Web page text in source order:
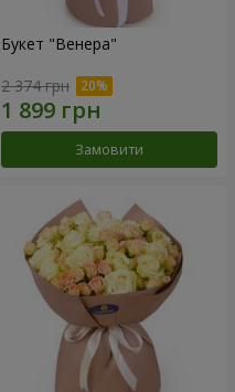
Букет "Венера"
2 374 грн
Замовити